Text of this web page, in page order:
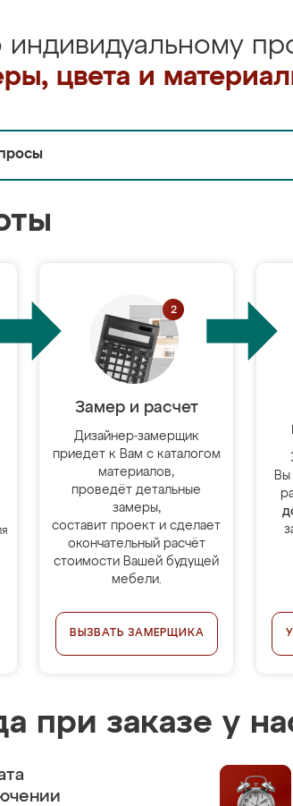
индивидуальному
цвета и
Замер и расчет
Дизайнер-замерщик
приедет к Вам с каталогом
материалов,
проведёт детальные
замеры,
составит проект и сделает
окончательный расчёт
стоимости Вашей будущей
мебели.
ВЫЗВАТЬ ЗАМЕРЩИКА
Вы
при заказе у